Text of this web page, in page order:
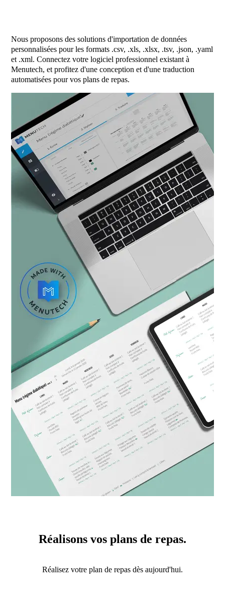
Nous proposons des solutions d'importation de données
personnalisées pour les formats .csv, .xls, .xlsx, .tsv, .json, .yaml
et .xml. Connectez votre logiciel professionnel existant à
Menutech, et profitez d'une conception et d'une traduction
automatisées pour vos plans de repas.
Réalisons vos plans de repas.
Réalisez votre plan de repas dès aujourd'hui.